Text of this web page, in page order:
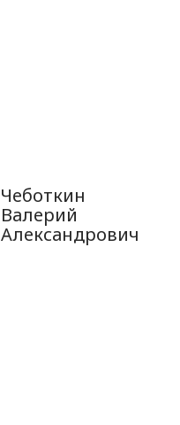
Чеботкин
Валерий
Александрович